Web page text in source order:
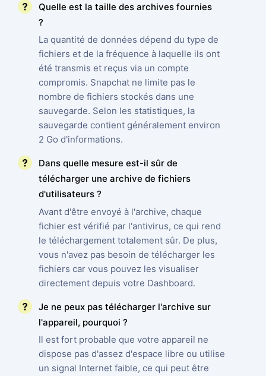
Quelle est la taille des archives fournies
?
La quantité de données dépend du type de
fichiers et de la fréquence à laquelle ils ont
été transmis et reçus via un compte
compromis. Snapchat ne limite pas le
nombre de fichiers stockés dans une
sauvegarde. Selon les statistiques, la
sauvegarde contient généralement environ
2 Go d'informations.
Dans quelle mesure est-il sûr de
télécharger une archive de fichiers
d'utilisateurs ?
Avant d'être envoyé à l'archive, chaque
fichier est vérifié par l'antivirus, ce qui rend
le téléchargement totalement sûr. De plus,
vous n'avez pas besoin de télécharger les
fichiers car vous pouvez les visualiser
directement depuis votre Dashboard.
Je ne peux pas télécharger l'archive sur
l'appareil, pourquoi ?
Il est fort probable que votre appareil ne
dispose pas d'assez d'espace libre ou utilise
un signal Internet faible, ce qui peut être